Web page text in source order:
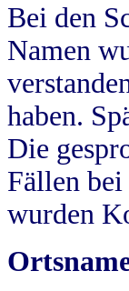
Bei den
Namen
haben.
Die
Fällen
wurden